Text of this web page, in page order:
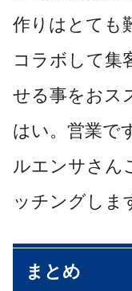
作りはとても
コラボして集
せる事をおス
はい。営業で
ルエンサさん
ッチングしま
まとめ